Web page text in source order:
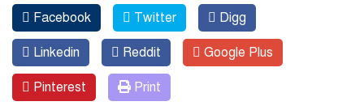
Facebook Twitter Digg
Linkedin Reddit Google Plus
Pinterest Print